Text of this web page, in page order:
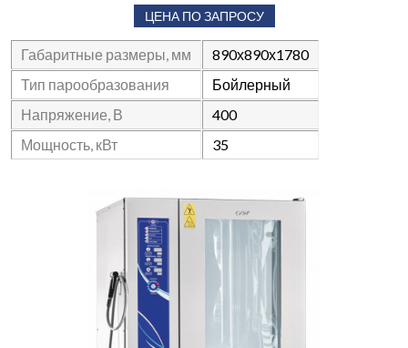
ЦЕНА ПО ЗАПРОСУ
Габаритные размеры, мм
890х890х1780
Тип парообразования
Бойлерный
Напряжение, В
400
Мощность, кВт
35